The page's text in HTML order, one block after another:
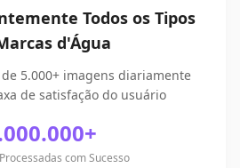
Todos os Tipos
d'Água
5.000+ imagens diariamente
de satisfação do usuário
com Sucesso